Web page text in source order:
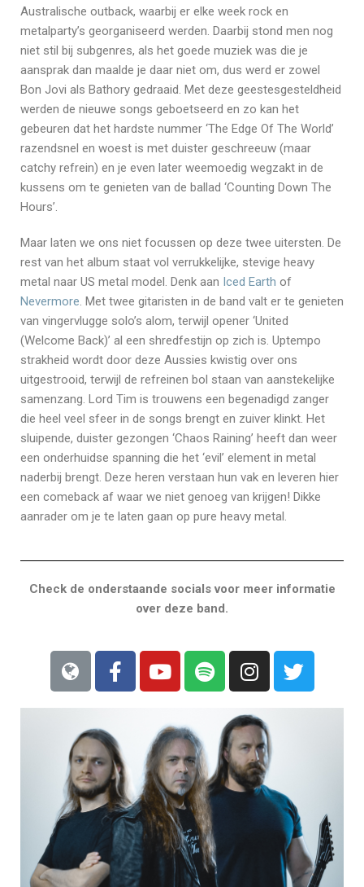
Australische outback, waarbij er elke week rock en
metalparty’s georganiseerd werden. Daarbij stond men nog
niet stil bij subgenres, als het goede muziek was die je
aansprak dan maalde je daar niet om, dus werd er zowel
Bon Jovi als Bathory gedraaid. Met deze geestesgesteldheid
werden de nieuwe songs geboetseerd en zo kan het
gebeuren dat het hardste nummer ‘The Edge Of The World’
razendsnel en woest is met duister geschreeuw (maar
catchy refrein) en je even later weemoedig wegzakt in de
kussens om te genieten van de ballad ‘Counting Down The
Hours’.
Maar laten we ons niet focussen op deze twee uitersten. De
rest van het album staat vol verrukkelijke, stevige heavy
metal naar US metal model. Denk aan Iced Earth of
Nevermore. Met twee gitaristen in de band valt er te genieten
van vingervlugge solo’s alom, terwijl opener ‘United
(Welcome Back)’ al een shredfestijn op zich is. Uptempo
strakheid wordt door deze Aussies kwistig over ons
uitgestrooid, terwijl de refreinen bol staan van aanstekelijke
samenzang. Lord Tim is trouwens een begenadigd zanger
die heel veel sfeer in de songs brengt en zuiver klinkt. Het
sluipende, duister gezongen ‘Chaos Raining’ heeft dan weer
een onderhuidse spanning die het ‘evil’ element in metal
naderbij brengt. Deze heren verstaan hun vak en leveren hier
een comeback af waar we niet genoeg van krijgen! Dikke
aanrader om je te laten gaan op pure heavy metal.
Check de onderstaande socials voor meer informatie
over deze band.